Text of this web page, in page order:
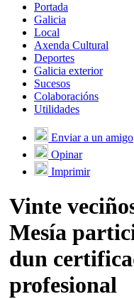
Portada
Galicia
Local
Axenda Cultural
Deportes
Galicia exterior
Sucesos
Colaboracións
Utilidades
Enviar a un amigo
Opinar
Imprimir
Vinte
Mesía
dun
profesional